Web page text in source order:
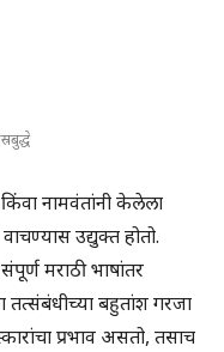
नामवंतांनी केलेला
उद्युक्त होतो.
मराठी भाषांतर
बहुतांश गरजा
प्रभाव असतो, तसाच